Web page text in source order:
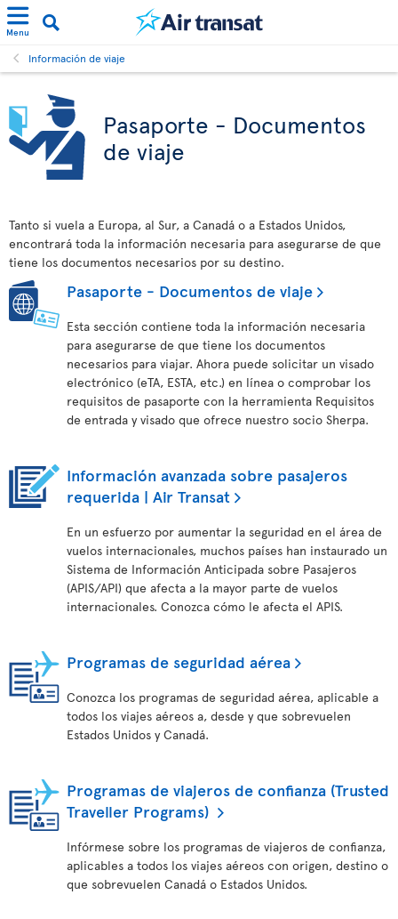
Menu
Información de viaje
Pasaporte - Documentos
de viaje
Tanto si vuela a Europa, al Sur, a Canadá o a Estados Unidos,
encontrará toda la información necesaria para asegurarse de que
tiene los documentos necesarios por su destino.
Pasaporte - Documentos de viaje
Esta sección contiene toda la información necesaria
para asegurarse de que tiene los documentos
necesarios para viajar. Ahora puede solicitar un visado
electrónico (eTA, ESTA, etc.) en línea o comprobar los
requisitos de pasaporte con la herramienta Requisitos
de entrada y visado que ofrece nuestro socio Sherpa.
Información avanzada sobre pasajeros
requerida | Air Transat
En un esfuerzo por aumentar la seguridad en el área de
vuelos internacionales, muchos países han instaurado un
Sistema de Información Anticipada sobre Pasajeros
(APIS/API) que afecta a la mayor parte de vuelos
internacionales. Conozca cómo le afecta el APIS.
Programas de seguridad aérea
Conozca los programas de seguridad aérea, aplicable a
todos los viajes aéreos a, desde y que sobrevuelen
Estados Unidos y Canadá.
Programas de viajeros de confianza (Trusted
Traveller Programs)
Infórmese sobre los programas de viajeros de confianza,
aplicables a todos los viajes aéreos con origen, destino o
que sobrevuelen Canadá o Estados Unidos.